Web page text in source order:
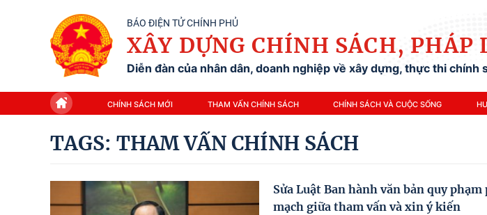
BÁO ĐIỆN TỬ CHÍNH PHỦ
XÂY DỰNG CHÍNH SÁCH, PHÁP
Diễn đàn của nhân dân, doanh nghiệp về xây dựng, thực thi chính
CHÍNH SÁCH MỚI THAM VẤN CHÍNH SÁCH CHÍNH SÁCH VÀ CUỘC SỐNG
TAGS: THAM VẤN CHÍNH SÁCH
Sửa Luật Ban hành văn bản quy
mạch giữa tham vấn và xin ý kiến